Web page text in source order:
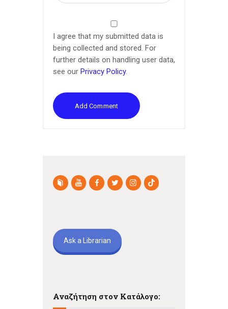
I agree that my submitted data is
being collected and stored. For
further details on handling user data,
see our Privacy Policy.
Ask a Librarian
Αναζήτηση στον Κατάλογο: